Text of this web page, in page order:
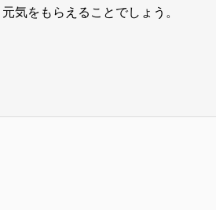
気をもらえることでしょう。